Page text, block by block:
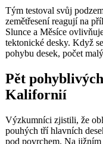
Tým testoval svůj
zemětřesení reagují na
Slunce a Měsíce
tektonické desky. Když
pohybu desek, počet
Pět
Kalifornií
Výzkumníci zjistili, že
pouhých tří hlavních
pod povrchem. Na